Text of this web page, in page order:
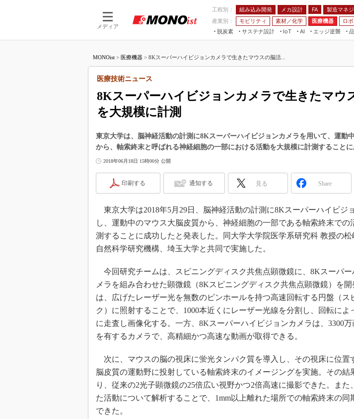
メディア
工程別： 組み込み開発 メカ設計 FA 製造マネ
産業別：
モビリティ 素材／化学 医療機器 ロ
脱炭素
サステナ設計
IoT
つながる工場
AI
AI×設備保全
エッジ逆襲
JIMTOF
IIFES
TECHNO-FRONTIER
スマート工場EXPO
EdgeTech+
AUTOMOTIVE WORLD
産業オープンネット展
フィールドサービス
組み込み画像技術
組み込みモデリング
車載ソフト開発
ISO26262
無償設計ツール
3Dプリンタ
デジタルツインとCAE
インダストリー4.0
イノベーション
製造業ビッグデータ
メイドインジャパン
海外生産
グローバル設計・開発
制御セキュリティ
FA
MONOist > 医療機器 > 8Kスーパーハイビジョンカメラで生きたマウスの脳活...
8Kスーパーハイビジョンカメラで生きたマウ
を大規模に計測
医療技術ニュース
東京大学は、脳神経活動の計測に8Kスーパーハイビジョンカメラを用いて、運動
から、軸索終末と呼ばれる神経細胞の一部における活動を大規模に計測することに
2018年06月18日 15時00分 公開
印刷する 通知する 見る Share
東京大学は2018年5月29日、脳神経活動の計測に8Kスーパーハイビジ
し、運動中のマウス大脳皮質から、神経細胞の一部である軸索終末での
測することに成功したと発表した。同大学大学院医学系研究科 教授の松
自然科学研究機構、埼玉大学と共同で実施した。
今回研究チームは、スピニングディスク共焦点顕微鏡に、8Kスーパー
メラを組み合わせた顕微鏡（8Kスピニングディスク共焦点顕微鏡）を
は、広げたレーザー光を無数のピンホールを持つ高速回転する円盤（ス
ク）に照射することで、1000本近くにレーザー光線を分割し、回転によ
に走査し画像化する。一方、8Kスーパーハイビジョンカメラは、3300
を有するカメラで、高精細かつ高速な動画が取得できる。
次に、マウスの脳の視床に蛍光タンパク質を導入し、その視床に位置
脳皮質の運動野に投射している軸索終末のイメージングを実施。その結
り、従来の2光子顕微鏡の25倍広い視野かつ2倍高速に撮影できた。また
た活動について解析することで、1mm以上離れた場所での軸索終末の同
できた。